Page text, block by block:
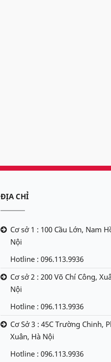
ĐỊA CHỈ
Cơ sở 1 : 100 Cầu Lớn, Nam
Nội
Hotline : 096.113.9936
Cơ sở 2 : 200 Võ Chí Công,
Nội
Hotline : 096.113.9936
Cơ Sở 3 : 45C Trường Chinh,
Xuân, Hà Nội
Hotline : 096.113.9936